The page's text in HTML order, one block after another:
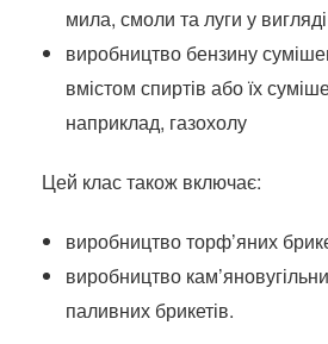
мила, смоли та луги у вигляді
виробництво бензину
вмістом спиртів або їх
наприклад, газохолу
Цей клас також включає:
виробництво торф’яних
виробництво
паливних брикетів.